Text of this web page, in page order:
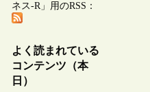
ネス-R」用のRSS：
よく読まれている
コンテンツ（本
日）